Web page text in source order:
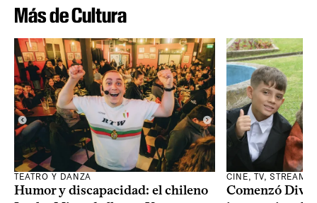
Más de Cultura
TEATRO Y DANZA
Humor y discapacidad: el chileno
CINE, TV,
Comenzó